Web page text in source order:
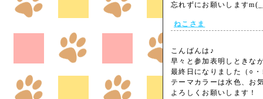
忘れずにお願いします
ねこさま
こんばんは♪
早々と参加表明しときな
最終日になりました（○
テーマカラーは水色、お
よろしくお願いします